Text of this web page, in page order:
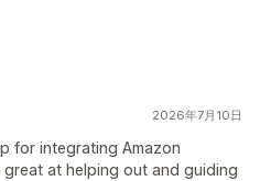
2026年7月10日
for integrating Amazon
at helping out and guiding